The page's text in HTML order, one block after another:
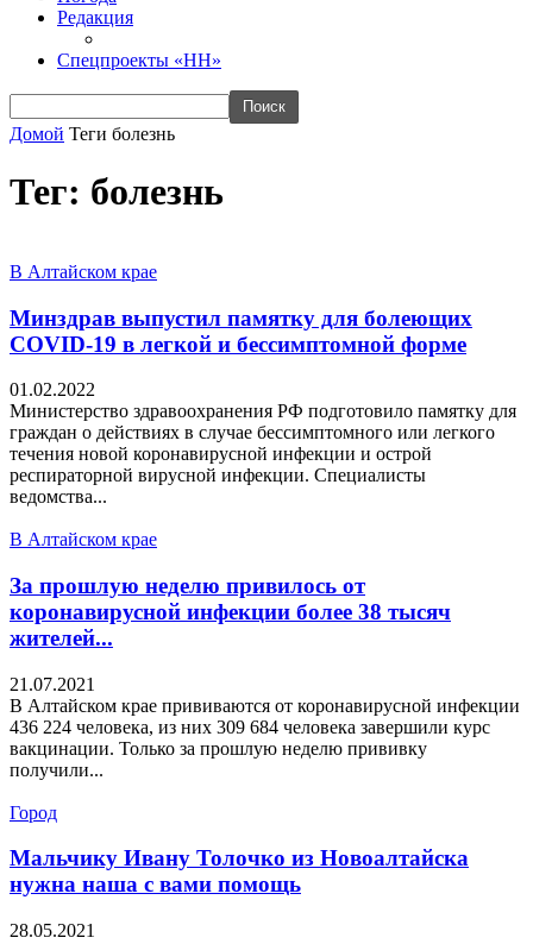
Редакция
Спецпроекты «НН»
Домой Теги болезнь
Тег: болезнь
В Алтайском крае
Минздрав выпустил памятку для болеющих
COVID-19 в легкой и бессимптомной форме
01.02.2022
Министерство здравоохранения РФ подготовило памятку для
граждан о действиях в случае бессимптомного или легкого
течения новой коронавирусной инфекции и острой
респираторной вирусной инфекции. Специалисты
ведомства...
В Алтайском крае
За прошлую неделю привилось от
коронавирусной инфекции более 38 тысяч
жителей...
21.07.2021
В Алтайском крае прививаются от коронавирусной инфекции
436 224 человека, из них 309 684 человека завершили курс
вакцинации. Только за прошлую неделю прививку
получили...
Город
Мальчику Ивану Толочко из Новоалтайска
нужна наша с вами помощь
28.05.2021